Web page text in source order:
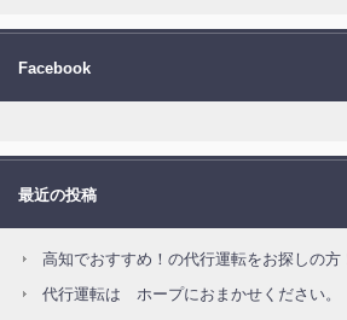
Facebook
最近の投稿
高知でおすすめ！の代行運転をお探しの方
代行運転は ホープにおまかせください。